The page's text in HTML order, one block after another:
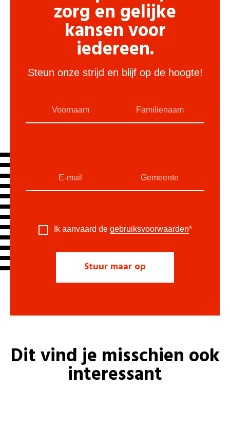
zorg en gelijke
kansen voor
iedereen.
Steun onze strijd en blijf op de hoogte!
Ik aanvaard de gebruiksvoorwaarden*
Dit vind je misschien ook
interessant